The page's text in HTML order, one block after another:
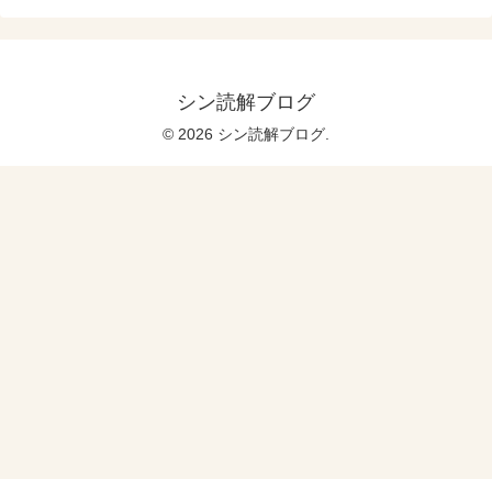
シン読解ブログ
© 2026 シン読解ブログ.